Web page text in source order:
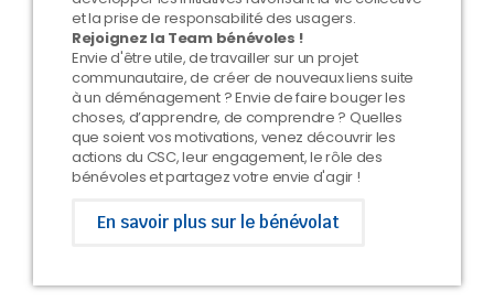
et la prise de responsabilité des usagers.
Rejoignez la Team bénévoles !
Envie d'être utile, de travailler sur un projet
communautaire, de créer de nouveaux liens suite
à un déménagement ? Envie de faire bouger les
choses, d’apprendre, de comprendre ? Quelles
que soient vos motivations, venez découvrir les
actions du CSC, leur engagement, le rôle des
bénévoles et partagez votre envie d'agir !
En savoir plus sur le bénévolat